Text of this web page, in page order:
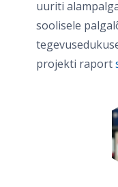
uuriti
soolisele
projekti raport